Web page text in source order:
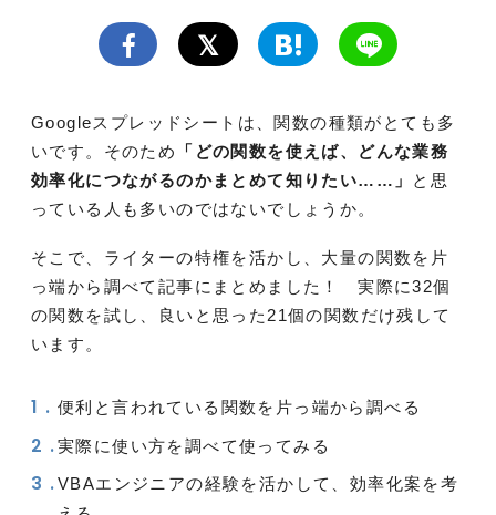
Googleスプレッドシートは、関数の種類がとても多
いです。そのため
「どの関数を使えば、どんな業務
効率化につながるのかまとめて知りたい……」 と思
っている人も多いのではないでしょうか。
そこで、ライターの特権を活かし、大量の関数を片
っ端から調べて記事にまとめました！ 実際に32個
の関数を試し、良いと思った21個の関数だけ残して
います。
便利と言われている関数を片っ端から調べる
実際に使い方を調べて使ってみる
VBAエンジニアの経験を活かして、効率化案を考